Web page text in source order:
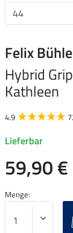
Felix
Hybrid
Kathleen
4.9
Lieferbar
59,90 €
Menge: